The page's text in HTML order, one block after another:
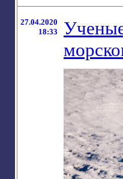
27.04.2020
18:33